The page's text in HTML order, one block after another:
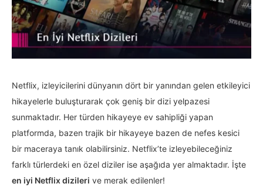
Netflix, izleyicilerini dünyanın dört bir yanından gelen etkileyici
hikayelerle buluşturarak çok geniş bir dizi yelpazesi
sunmaktadır. Her türden hikayeye ev sahipliği yapan
platformda, bazen trajik bir hikayeye bazen de nefes kesici
bir maceraya tanık olabilirsiniz. Netflix’te izleyebileceğiniz
farklı türlerdeki en özel diziler ise aşağıda yer almaktadır. İşte
en iyi Netflix dizileri ve merak edilenler!